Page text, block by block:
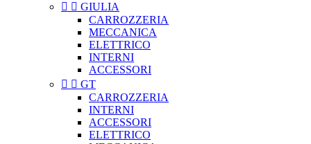
  GIULIA
CARROZZERIA
MECCANICA
ELETTRICO
INTERNI
ACCESSORI
  GT
CARROZZERIA
INTERNI
ACCESSORI
ELETTRICO